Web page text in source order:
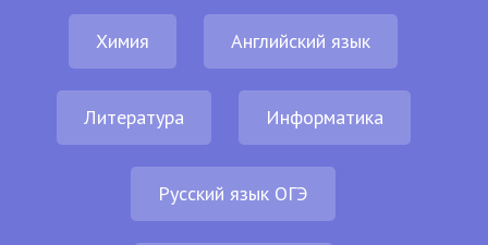
Химия Английский язык
Литература Информатика
Русский язык ОГЭ